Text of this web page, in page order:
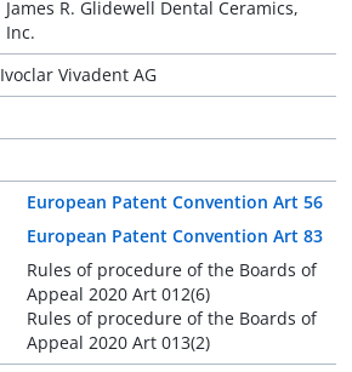
James R. Glidewell Dental Ceramics,
Inc.
Ivoclar Vivadent AG
European Patent Convention Art 56
European Patent Convention Art 83
Rules of procedure of the Boards of
Appeal 2020 Art 012(6)
Rules of procedure of the Boards of
Appeal 2020 Art 013(2)